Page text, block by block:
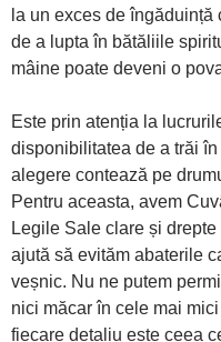
la un exces de
de a lupta în bătăliile
mâine poate deveni o
Este prin atenția la
disponibilitatea de a trăi
alegere contează pe
Pentru aceasta, avem
Legile Sale clare și
ajută să evităm abaterile
veșnic. Nu ne putem
nici măcar în cele mai
fiecare detaliu este ceea